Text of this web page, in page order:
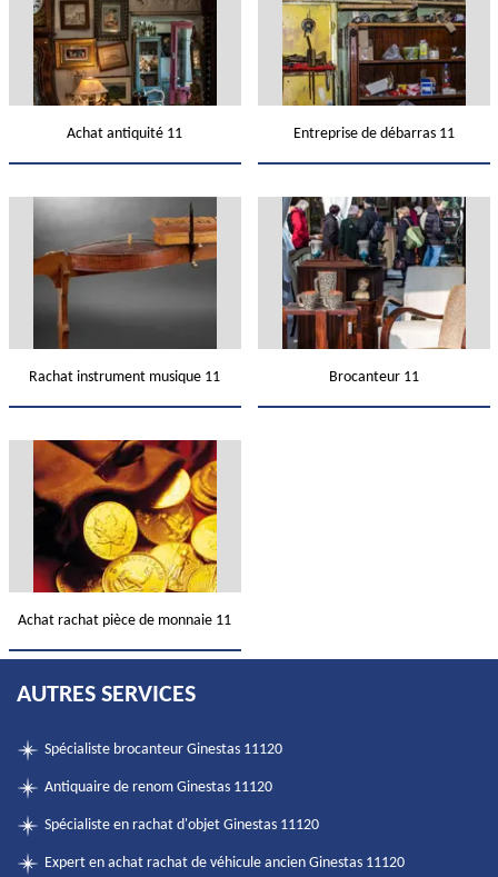
Achat antiquité 11 Entreprise de débarras 11
Rachat instrument musique 11 Brocanteur 11
Achat rachat pièce de monnaie 11
AUTRES SERVICES
Spécialiste brocanteur Ginestas 11120
Antiquaire de renom Ginestas 11120
Spécialiste en rachat d'objet Ginestas 11120
Expert en achat rachat de véhicule ancien Ginestas 11120